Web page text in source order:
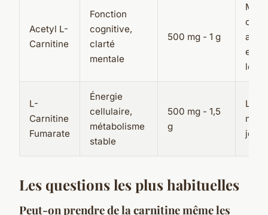
Acetyl L-
Carnitine
Fonction
cognitive,
clarté
mentale
500 mg - 1 g
ou
long
L-
Carnitine
Fumarate
Énergie
cellulaire,
métabolisme
stable
500 mg - 1,5
g
Le
jeun
Les questions les plus habituelles
Peut-on prendre de la carnitine même les